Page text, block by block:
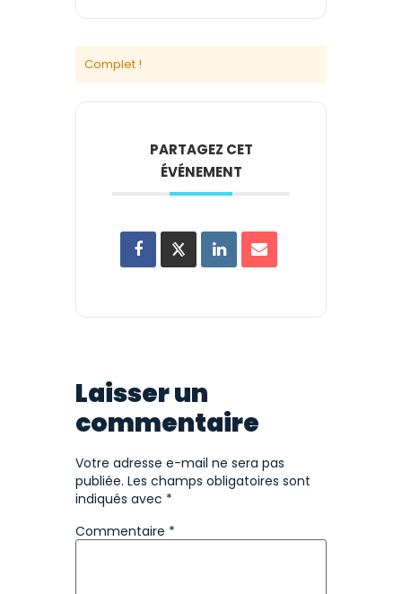
Complet !
PARTAGEZ CET
ÉVÉNEMENT
Laisser un
commentaire
Votre adresse e-mail ne sera pas
publiée. Les champs obligatoires sont
indiqués avec *
Commentaire *